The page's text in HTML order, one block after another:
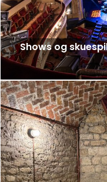
Shows og